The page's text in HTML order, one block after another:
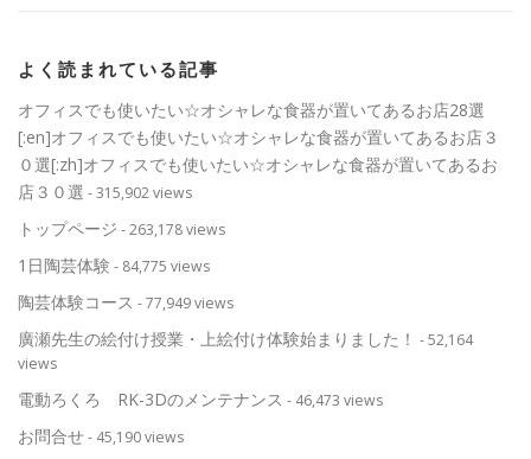
よく読まれている記事
オフィスでも使いたい☆オシャレな食器が置いてあるお店28選
[:en]オフィスでも使いたい☆オシャレな食器が置いてあるお店３
０選[:zh]オフィスでも使いたい☆オシャレな食器が置いてあるお
店３０選 - 315,902 views
トップページ - 263,178 views
1日陶芸体験 - 84,775 views
陶芸体験コース - 77,949 views
廣瀬先生の絵付け授業・上絵付け体験始まりました！ - 52,164
views
電動ろくろ RK-3Dのメンテナンス - 46,473 views
お問合せ- 45,190 views